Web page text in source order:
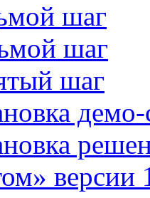
шаг
шаг
шаг